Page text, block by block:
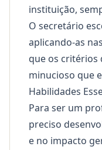
instituição,
O secretário
aplicando-as
que os critérios
minucioso que
Habilidades
Para ser um
preciso
e no impacto